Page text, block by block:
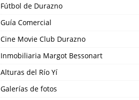
Fútbol de Durazno
Guía Comercial
Cine Movie Club Durazno
Inmobiliaria Margot Bessonart
Alturas del Río Yí
Galerías de fotos